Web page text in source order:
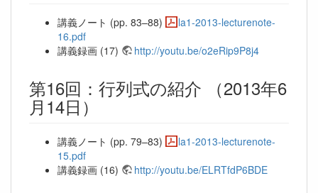
講義ノート (pp. 83–88)
la1-2013-lecturenote-
16.pdf
講義録画 (17)
http://youtu.be/o2eRip9P8j4
第16回：行列式の紹介 （2013年6
月14日）
講義ノート (pp. 79–83)
la1-2013-lecturenote-
15.pdf
講義録画 (16)
http://youtu.be/ELRTfdP6BDE